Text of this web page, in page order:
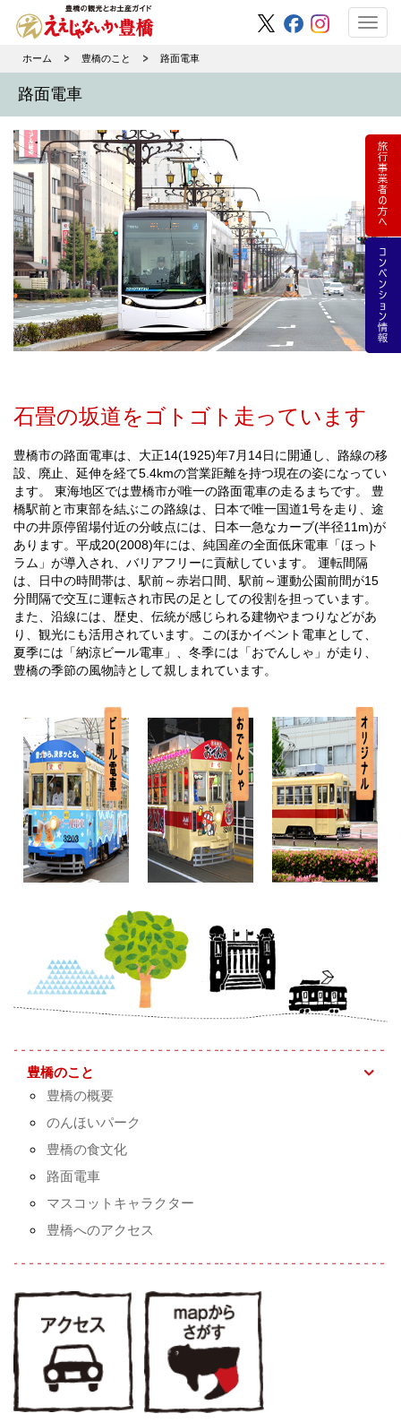
ホーム 豊橋のこと 路面電車
路面電車
石畳の坂道をゴトゴト走っています
豊橋市の路面電車は、大正14(1925)年7月14日に開通し、路線の移
設、廃止、延伸を経て5.4kmの営業距離を持つ現在の姿になってい
ます。 東海地区では豊橋市が唯一の路面電車の走るまちです。 豊
橋駅前と市東部を結ぶこの路線は、日本で唯一国道1号を走り、途
中の井原停留場付近の分岐点には、日本一急なカーブ(半径11m)が
あります。平成20(2008)年には、純国産の全面低床電車「ほっト
ラム」が導入され、バリアフリーに貢献しています。 運転間隔
は、日中の時間帯は、駅前～赤岩口間、駅前～運動公園前間が15
分間隔で交互に運転され市民の足としての役割を担っています。
また、沿線には、歴史、伝統が感じられる建物やまつりなどがあ
り、観光にも活用されています。このほかイベント電車として、
夏季には「納涼ビール電車」、冬季には「おでんしゃ」が走り、
豊橋の季節の風物詩として親しまれています。
豊橋のこと
豊橋の概要
のんほいパーク
豊橋の食文化
路面電車
マスコットキャラクター
豊橋へのアクセス